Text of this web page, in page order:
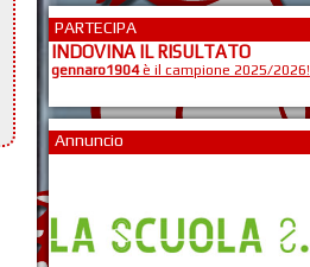
PARTECIPA
INDOVINA IL RISULTATO
gennaro1904è il campione 2025/2026!
Annuncio